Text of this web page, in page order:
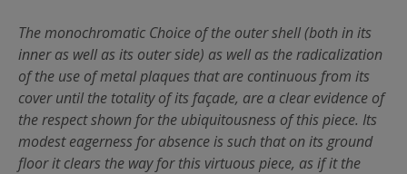
The monochromatic Choice of the outer shell (both in its
inner as well as its outer side) as well as the radicalization
of the use of metal plaques that are continuous from its
cover until the totality of its façade, are a clear evidence of
the respect shown for the ubiquitousness of this piece. Its
modest eagerness for absence is such that on its ground
floor it clears the way for this virtuous piece, as if it the